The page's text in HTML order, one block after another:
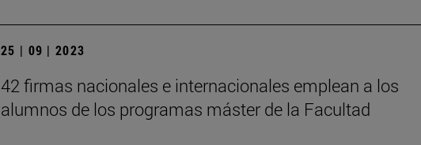
25 | 09 | 2023
42 firmas nacionales e internacionales emplean a los
alumnos de los programas máster de la Facultad